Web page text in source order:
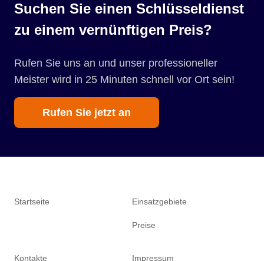
Suchen Sie einen Schlüsseldienst
zu einem vernünftigen Preis?
Rufen Sie uns an und unser professioneller
Meister wird in 25 Minuten schnell vor Ort sein!
Rufen Sie jetzt an
Startseite Einsatzgebiete
Preise
Kontakte Impressum